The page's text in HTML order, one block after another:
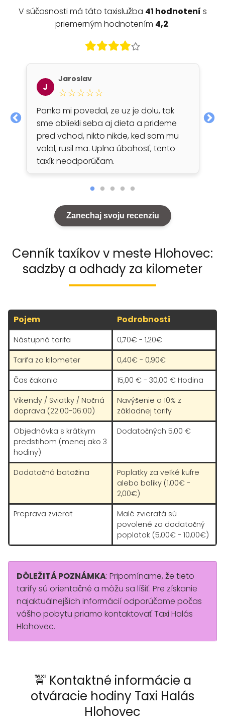
V súčasnosti má táto taxislužba 41 hodnotení s
priemerným hodnotením 4,2.
J
Jaroslav
☆☆☆☆☆
Panko mi povedal, ze uz je dolu, tak
sme obliekli seba aj dieta a prideme
pred vchod, nikto nikde, ked som mu
volal, rusil ma. Uplna úbohosť, tento
taxík neodporúčam.
Zanechaj svoju recenziu
Cenník taxíkov v meste Hlohovec:
sadzby a odhady za kilometer
Pojem Podrobnosti
Nástupná tarifa
0,70€ - 1,20€
Tarifa za kilometer
0,40€ - 0,90€
Čas čakania
15,00 € - 30,00 € Hodina
Víkendy / Sviatky / Nočná
doprava (22:00-06:00)
Navýšenie o 10% z
základnej tarify
Objednávka s krátkym
predstihom (menej ako 3
hodiny)
Dodatočných 5,00 €
Dodatočná batožina
Poplatky za veľké kufre
alebo balíky (1,00€ -
2,00€)
Preprava zvierat
Malé zvieratá sú
povolené za dodatočný
poplatok (5,00€ - 10,00€)
DÔLEŽITÁ POZNÁMKA: Pripomíname, že tieto
tarify sú orientačné a môžu sa líšiť. Pre získanie
najaktuálnejších informácií odporúčame počas
vášho pobytu priamo kontaktovať Taxi Halás
Hlohovec.
🚖 Kontaktné informácie a
otváracie hodiny Taxi Halás
Hlohovec